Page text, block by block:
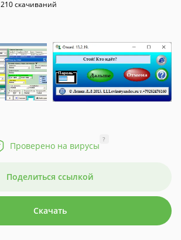
210 скачиваний
Проверено на вирусы
?
Поделиться ссылкой
Скачать